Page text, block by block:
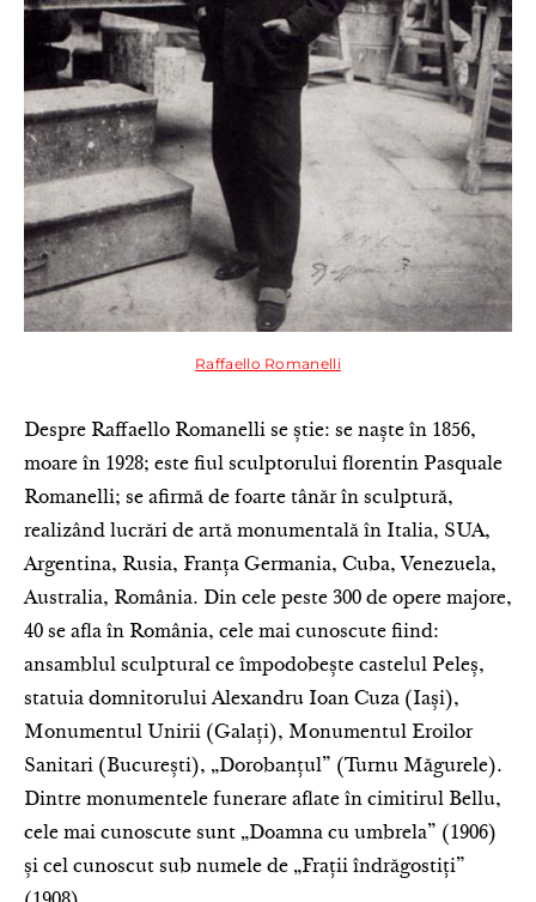
Raffaello Romanelli
Despre Raffaello Romanelli se știe: se naște în 1856,
moare în 1928; este fiul sculptorului florentin Pasquale
Romanelli; se afirmă de foarte tânăr în sculptură,
realizând lucrări de artă monumentală în Italia, SUA,
Argentina, Rusia, Franța Germania, Cuba, Venezuela,
Australia, România. Din cele peste 300 de opere majore,
40 se afla în România, cele mai cunoscute fiind:
ansamblul sculptural ce împodobește castelul Peleș,
statuia domnitorului Alexandru Ioan Cuza (Iași),
Monumentul Unirii (Galați), Monumentul Eroilor
Sanitari (București), „Dorobanțul” (Turnu Măgurele).
Dintre monumentele funerare aflate în cimitirul Bellu,
cele mai cunoscute sunt „Doamna cu umbrela” (1906)
și cel cunoscut sub numele de „Frații îndrăgostiți”